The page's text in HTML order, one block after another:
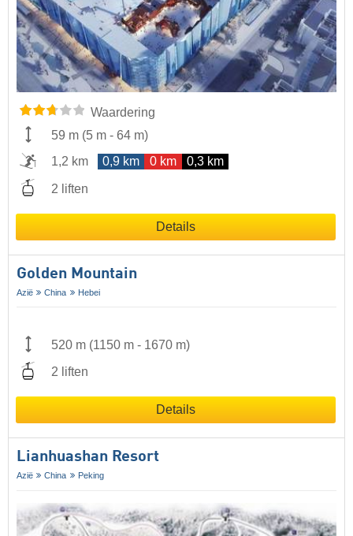
Waardering
59 m (5 m - 64 m)
1,2 km
0,9 km 0 km 0,3 km
2 liften
Details
Golden Mountain
Azië China Hebei
520 m (1150 m - 1670 m)
2 liften
Details
Lianhuashan Resort
Azië China Peking